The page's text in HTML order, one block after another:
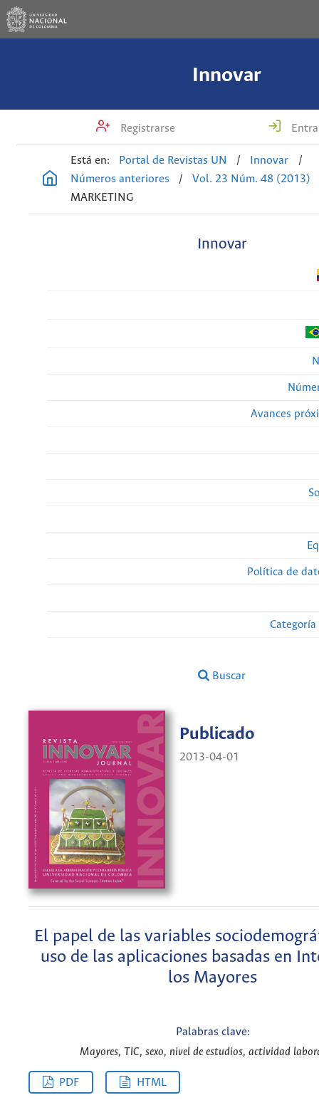
Innovar
Registrarse
Está en: Portal de Revistas UN / Innovar
/
Números anteriores
/
Vol. 23 Núm. 48 (2013)
MARKETING
Innovar
Avances
Política de
Buscar
Publicado
2013-04-01
El papel de las variables
uso de las aplicaciones basadas en
los Mayores
Palabras clave:
Mayores, TIC, sexo, nivel de estudios, actividad
PDF HTML